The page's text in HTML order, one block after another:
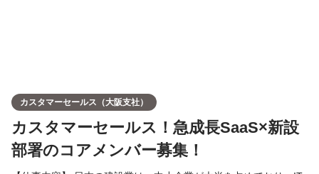
カスタマーセールス（大阪支社）
カスタマーセールス！急成長SaaS×新設
部署のコアメンバー募集！